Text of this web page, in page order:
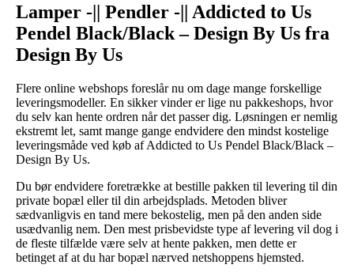
Lamper -|| Pendler -|| Addicted to Us
Pendel Black/Black – Design By Us fra
Design By Us
Flere online webshops foreslår nu om dage mange forskellige
leveringsmodeller. En sikker vinder er lige nu pakkeshops, hvor
du selv kan hente ordren når det passer dig. Løsningen er nemlig
ekstremt let, samt mange gange endvidere den mindst kostelige
leveringsmåde ved køb af Addicted to Us Pendel Black/Black –
Design By Us.
Du bør endvidere foretrække at bestille pakken til levering til din
private bopæl eller til din arbejdsplads. Metoden bliver
sædvanligvis en tand mere bekostelig, men på den anden side
usædvanlig nem. Den mest prisbevidste type af levering vil dog i
de fleste tilfælde være selv at hente pakken, men dette er
betinget af at du har bopæl nærved netshoppens hjemsted.